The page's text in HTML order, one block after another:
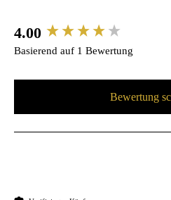
4.00
Basierend auf 1 Bewertung
Bewertung
New content loaded